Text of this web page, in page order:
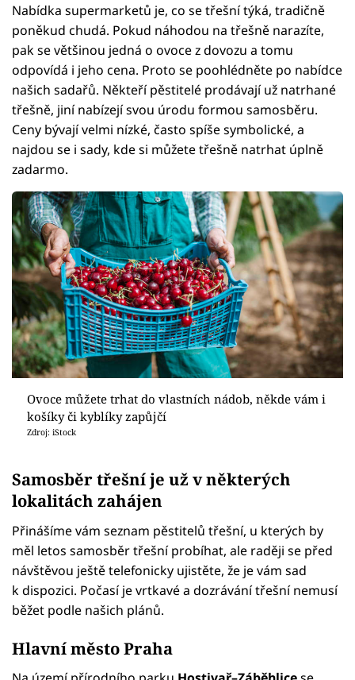
Nabídka supermarketů je, co se třešní týká, tradičně
poněkud chudá. Pokud náhodou na třešně narazíte,
pak se většinou jedná o ovoce z dovozu a tomu
odpovídá i jeho cena. Proto se poohlédněte po nabídce
našich sadařů. Někteří pěstitelé prodávají už natrhané
třešně, jiní nabízejí svou úrodu formou samosběru.
Ceny bývají velmi nízké, často spíše symbolické, a
najdou se i sady, kde si můžete třešně natrhat úplně
zadarmo.
Ovoce můžete trhat do vlastních nádob, někde vám i
košíky či kyblíky zapůjčí
Zdroj: iStock
Samosběr třešní je už v některých
lokalitách zahájen
Přinášíme vám seznam pěstitelů třešní, u kterých by
měl letos samosběr třešní probíhat, ale raději se před
návštěvou ještě telefonicky ujistěte, že je vám sad
k dispozici. Počasí je vrtkavé a dozrávání třešní nemusí
běžet podle našich plánů.
Hlavní město Praha